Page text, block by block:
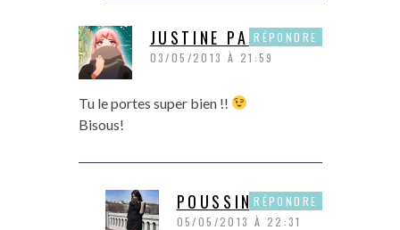
JUSTINE PAPER
03/05/2013 À 21:59
Tu le portes super bien !!
Bisous!
RÉPONDRE
POUSSINE
05/05/2013 À 22:31
RÉPONDRE